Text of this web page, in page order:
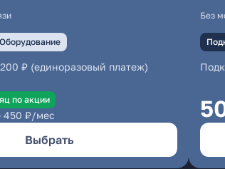
Оборудование
200 ₽ (единоразовый платеж)
по акции
450 ₽/мес
Выбрать
Без